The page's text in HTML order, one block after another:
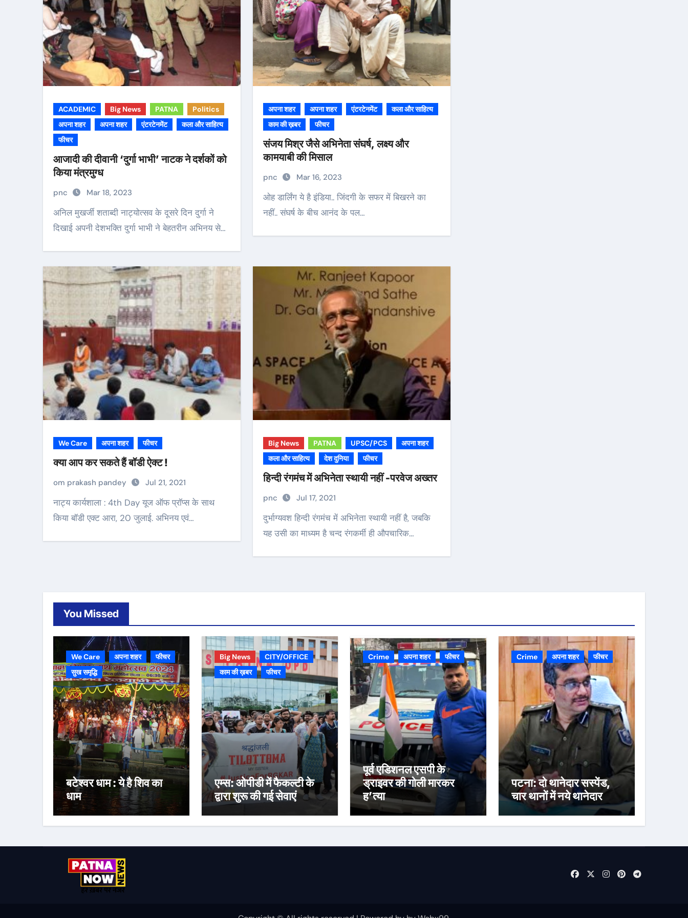
ACADEMIC Big News PATNA
Politics
अपना शहर
अपना शहर एंटरटेनमेंट
कला और साहित्य
फीचर
आजादी की दीवानी ‘दुर्गा भाभी’ नाटक ने दर्शकों को
किया मंत्रमुग्ध
pnc Mar 18, 2023
अनिल मुखर्जी शताब्दी नाट्योत्सव के दूसरे दिन दुर्गा ने
दिखाई अपनी देशभक्ति दुर्गा भाभी ने बेहतरीन अभिनय से…
अपना शहर अपना शहर एंटरटेनमेंट
कला और साहित्य
काम की ख़बर
फीचर
संजय मिश्र जैसे अभिनेता संघर्ष, लक्ष्य और
कामयाबी की मिसाल
pnc Mar 16, 2023
ओह डार्लिंग ये है इंडिया.. जिंदगी के सफर में बिखरने का
नहीं.. संघर्ष के बीच आनंद के पल…
We Care अपना शहर फीचर
क्या आप कर सकते हैं बॉडी ऐक्ट !
om prakash pandey Jul 21, 2021
नाट्य कार्यशाला : 4th Day यूज ऑफ प्रॉप्स के साथ
किया बॉडी एक्ट आरा, 20 जुलाई. अभिनय एवं…
Big News PATNA UPSC/PCS
अपना शहर
कला और साहित्य
देश दुनिया फीचर
हिन्दी रंगमंच में अभिनेता स्थायी नहीं -परवेज अख्तर
pnc Jul 17, 2021
दुर्भाग्यवश हिन्दी रंगमंच में अभिनेता स्थायी नहीं है, जबकि
यह उसी का माध्यम है चन्द रंगकर्मी ही औपचारिक…
You Missed
We Care अपना शहर
फीचर
सुख समृद्धि
बटेश्वर धाम : ये है शिव का
धाम
Big News
CITY/OFFICE
काम की ख़बर
फीचर
एम्स: ओपीडी में फैकल्टी के
द्वारा शुरू की गई सेवाएं
Crime अपना शहर फीचर
पूर्व एडिशनल एसपी के
ड्राइवर की गोली मारकर
ह’त्या
Crime अपना शहर फीचर
पटना: दो थानेदार सस्पेंड,
चार थानों में नये थानेदार